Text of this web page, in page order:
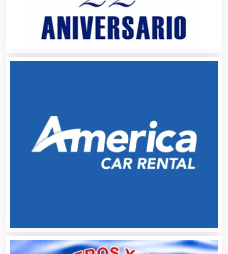
Alquiler de Equipos para Fiestas
Alquiler de Trajes de Etiqueta
Alta Costura
Ambulancias